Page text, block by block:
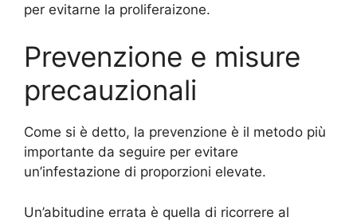
per evitarne la proliferaizone.
Prevenzione e misure
precauzionali
Come si è detto, la prevenzione è il metodo più
importante da seguire per evitare
un’infestazione di proporzioni elevate.
Un’abitudine errata è quella di ricorrere al